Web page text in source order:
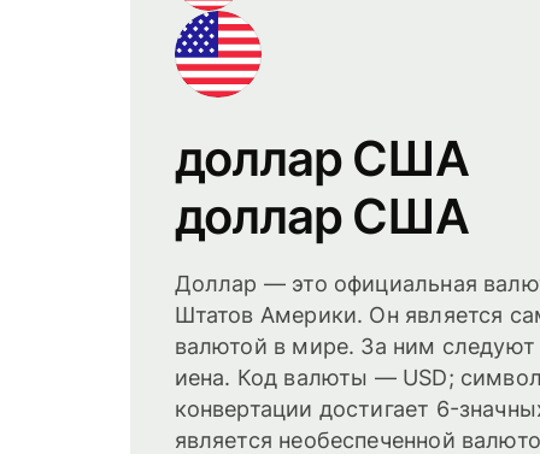
доллар США
доллар США
Доллар — это официальная
Штатов Америки. Он является
валютой в мире. За ним следуют
иена. Код валюты — USD;
конвертации достигает 6-
является необеспеченной